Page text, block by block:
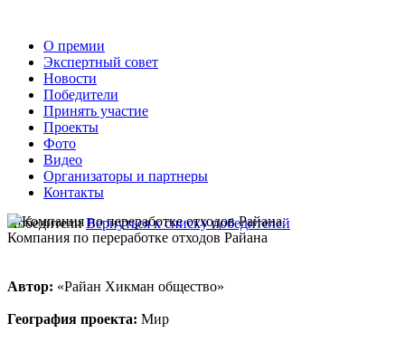
О премии
Экспертный совет
Новости
Победители
Принять участие
Проекты
Фото
Видео
Организаторы и партнеры
Контакты
ПобедителиВернуться к списку победителей
Компания по переработке отходов Райана
Автор: «Райан Хикман общество»
География проекта: Мир